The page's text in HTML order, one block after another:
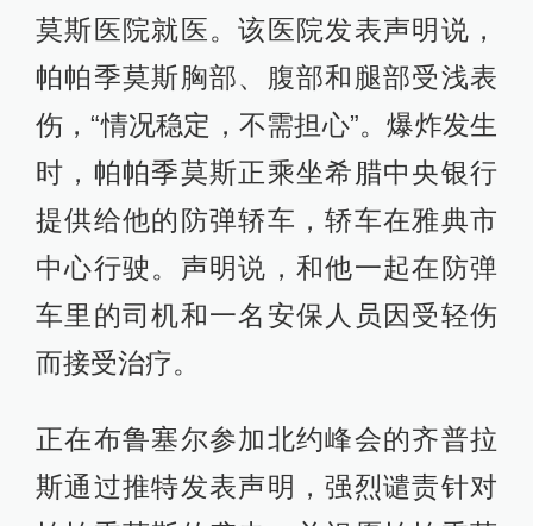
莫斯医院就医。该医院发表声明说，
帕帕季莫斯胸部、腹部和腿部受浅表
伤，“情况稳定，不需担心”。爆炸发生
时，帕帕季莫斯正乘坐希腊中央银行
提供给他的防弹轿车，轿车在雅典市
中心行驶。声明说，和他一起在防弹
车里的司机和一名安保人员因受轻伤
而接受治疗。
正在布鲁塞尔参加北约峰会的齐普拉
斯通过推特发表声明，强烈谴责针对